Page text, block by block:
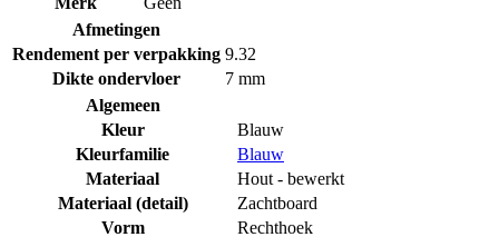
Afmetingen
Rendement per verpakking 9.32
Dikte ondervloer
7 mm
Algemeen
Kleur
Blauw
Kleurfamilie
Blauw
Materiaal
Hout - bewerkt
Materiaal (detail)
Zachtboard
Vorm
Rechthoek